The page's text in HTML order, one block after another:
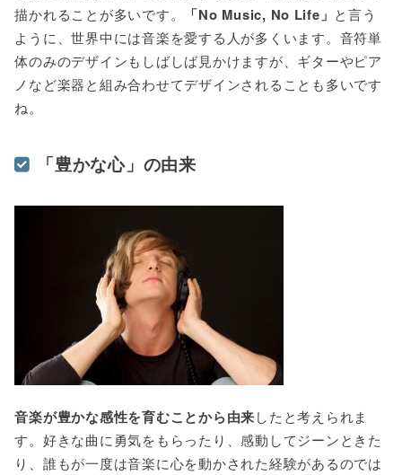
描かれることが多いです。
「No Music, No Life」 と言う
ように、世界中には音楽を愛する人が多くいます。音符単
体のみのデザインもしばしば見かけますが、ギターやピア
ノなど楽器と組み合わせてデザインされることも多いです
ね。
「豊かな心」の由来
音楽が豊かな感性を育むことから由来したと考えられま
す。好きな曲に勇気をもらったり、感動してジーンときた
り、誰もが一度は音楽に心を動かされた経験があるのでは